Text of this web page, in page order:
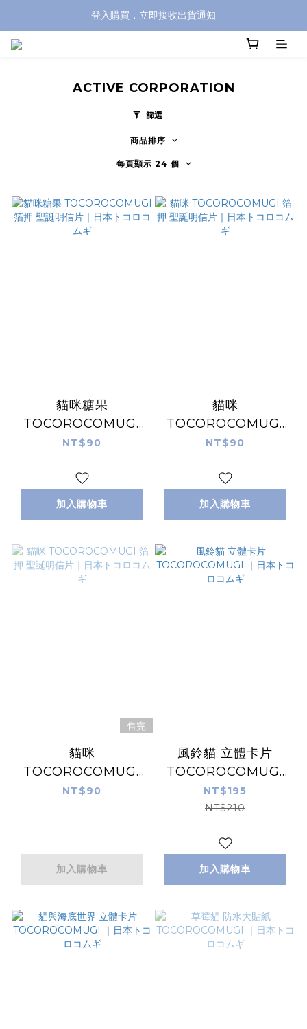
全館滿兩千免運！
登入購買，立即接收出貨通知
ACTIVE CORPORATION
篩選
商品排序
每頁顯示 24 個
貓咪糖果
TOCOROCOMUGI
箔押 聖誕明信片｜日
NT$90
加入購物車
貓咪
TOCOROCOMUGI
箔押 聖誕明信片｜日
NT$90
加入購物車
售完
貓咪
TOCOROCOMUGI
箔押 聖誕明信片｜日
NT$90
加入購物車
風鈴貓 立體卡片
TOCOROCOMUGI
｜日本トコロコムギ
NT$195
NT$210
加入購物車